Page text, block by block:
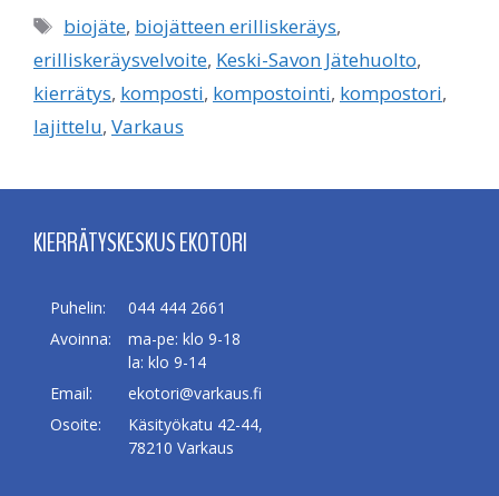
Avainsanat
biojäte, biojätteen erilliskeräys,
erilliskeräysvelvoite, Keski-Savon Jätehuolto,
kierrätys, komposti, kompostointi, kompostori,
lajittelu, Varkaus
KIERRÄTYSKESKUS EKOTORI
Puhelin:
044 444 2661
Avoinna:
ma-pe: klo 9-18
la: klo 9-14
Email:
ekotori@varkaus.fi
Osoite:
Käsityökatu 42-44,
78210 Varkaus